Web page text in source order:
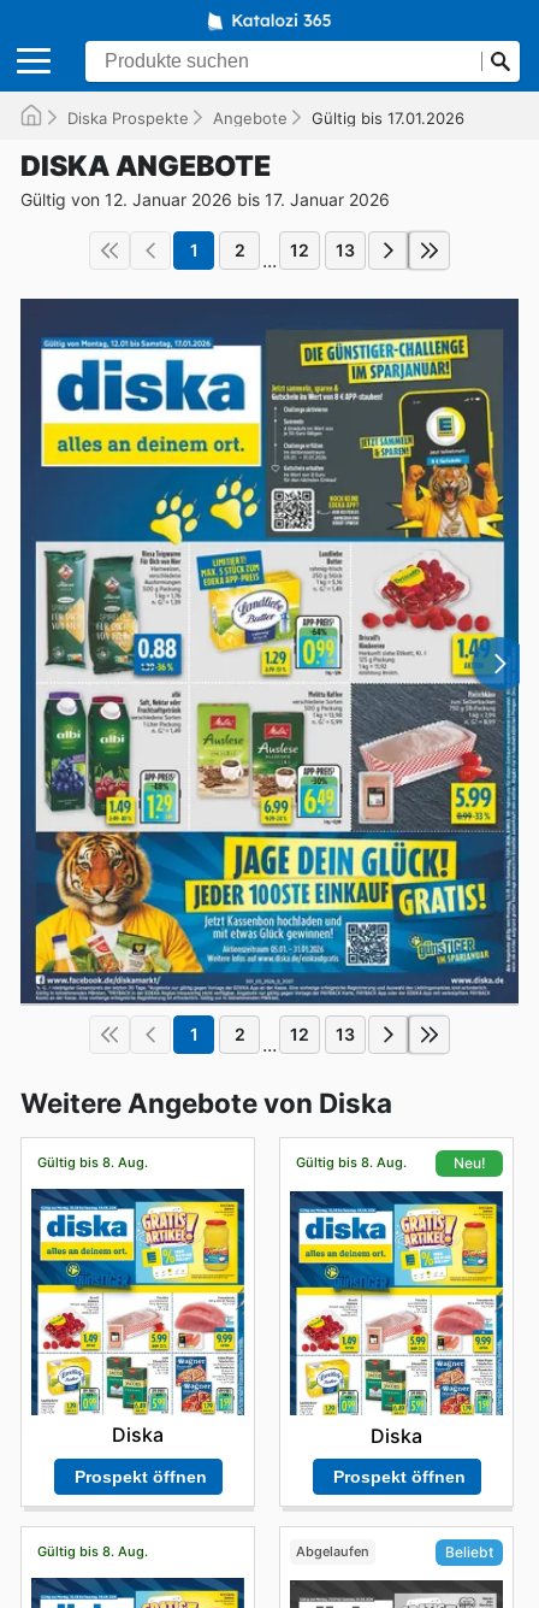
Diska Prospekte Angebote Gültig bis 17.01.2026
DISKA ANGEBOTE
Gültig von 12. Januar 2026 bis 17. Januar 2026
1 2 ... 12 13
1 2 ... 12 13
Weitere Angebote von Diska
Gültig bis 8. Aug.
Diska
Prospekt öffnen
Gültig bis 8. Aug. Neu!
Diska
Prospekt öffnen
Gültig bis 8. Aug. Abgelaufen Beliebt